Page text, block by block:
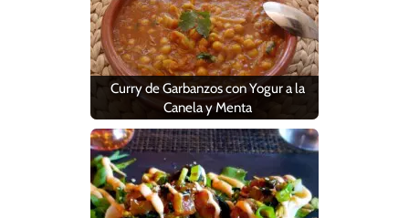
Curry de Garbanzos con Yogur a la
Canela y Menta